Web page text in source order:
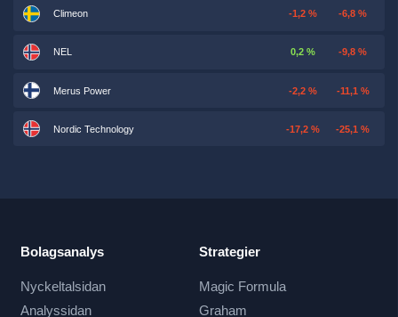
Climeon -1,2 % -6,8 %
NEL 0,2 % -9,8 %
Merus Power -2,2 % -11,1 %
Nordic Technology -17,2 % -25,1 %
Bolagsanalys
Nyckeltalsidan
Analyssidan
Strategier
Magic Formula
Graham